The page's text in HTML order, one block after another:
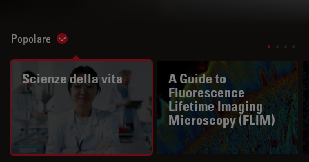
Popolare Show subnavigation
Scienze della vita
A Guide to
Fluorescence
Lifetime Imaging
Microscopy (FLIM)